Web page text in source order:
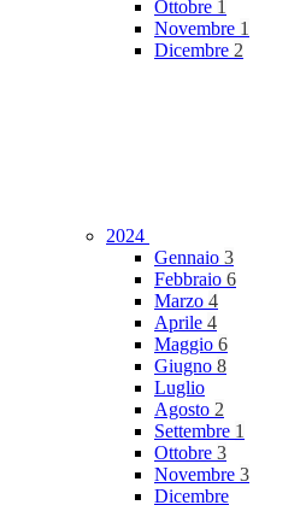
Ottobre 1
Novembre 1
Dicembre 2
2024
Gennaio 3
Febbraio 6
Marzo 4
Aprile 4
Maggio 6
Giugno 8
Luglio
Agosto 2
Settembre 1
Ottobre 3
Novembre 3
Dicembre